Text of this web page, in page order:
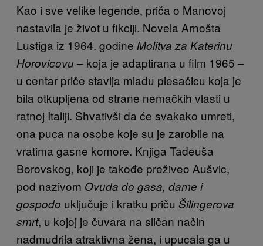
Kao i sve velike legende, priča o Manovoj
nastavila je život u fikciji. Novela Arnošta
Lustiga iz 1964. godine Molitva za Katerinu
Horovicovu– koja je adaptirana u film 1965 –
u centar priče stavlja mladu plesačicu koja je
bila otkupljena od strane nemačkih vlasti u
ratnoj Italiji. Shvativši da će svakako umreti,
ona puca na osobe koje su je zarobile na
vratima gasne komore. Knjiga Tadeuša
Borovskog, koji je takođe preživeo Aušvic,
pod nazivom Ovuda do gasa, dame i
gospodo uključuje i kratku priču Šilingerova
smrt, u kojoj je čuvara na sličan način
nadmudrila atraktivna žena, i upucala ga u